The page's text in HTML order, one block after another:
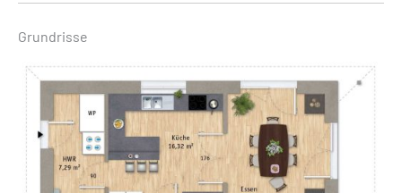
Grundrisse